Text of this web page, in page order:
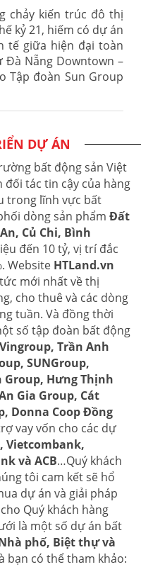
chảy kiến trúc đô thị
kỷ 21, hiếm có dự án
tế giữa hiện đại toàn
Đà Nẵng Downtown –
Tập đoàn Sun Group
DỰ ÁN
bất động sản Việt
tác tin cậy của hàng
trong lĩnh vực bất
dòng sản phẩm Đất
Củ Chi, Bình
đến 10 tỷ, vị trí đắc
Website HTLand.vn
mới nhất về thị
cho thuê và các dòng
tuần. Và đồng thời
số tập đoàn bất động
Vingroup, Trần Anh
SUNGroup,
Hưng Thịnh
Gia Group, Cát
Donna Coop Đồng
vay vốn cho các dự
Vietcombank,
và ACB…Quý khách
tôi cam kết sẽ hổ
dự án và giải pháp
Quý khách hàng
là một số dự án bất
phố, Biệt thự và
bạn có thể tham khảo: